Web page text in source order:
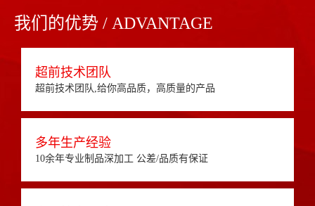
我们的优势 / ADVANTAGE
超前技术团队
超前技术团队,给你高品质，高质量的产品
多年生产经验
10余年专业制品深加工 公差/品质有保证